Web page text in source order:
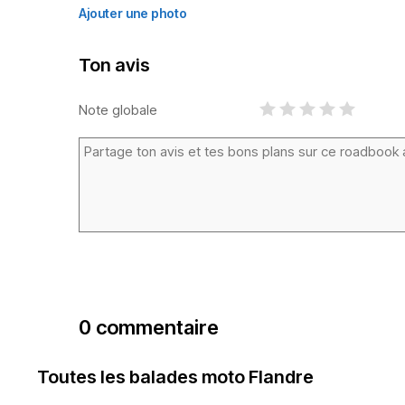
Ajouter une photo
Ton avis
Note globale
0 commentaire
Toutes les balades moto Flandre